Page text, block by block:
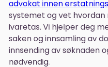
advokat innen
systemet og vet hvordan
ivaretas. Vi hjelper deg
saken og innsamling av
innsending av søknaden
nødvendig.